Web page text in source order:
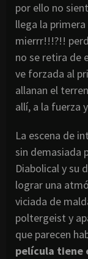
por ello no
llega la
mierrr!!!?!!
no se retira de
ve forzada al
allanan el
allí, a la fuerza
La escena de
sin demasiada
Diabolical y su
lograr una
viciada de
poltergeist y
que parecen
película tiene